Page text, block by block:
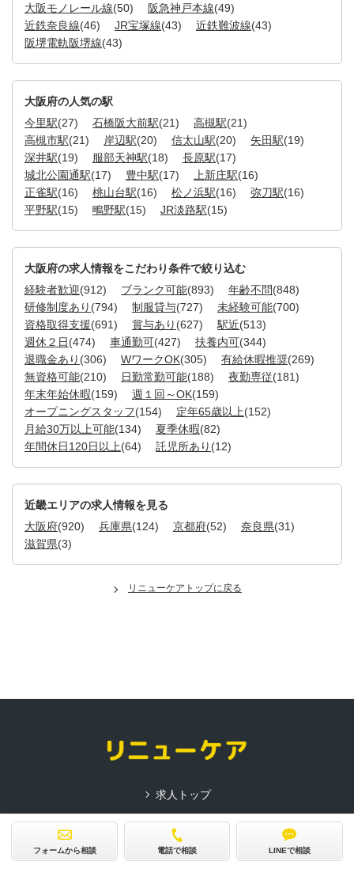
大阪モノレール線(50) 阪急神戸本線(49)
近鉄奈良線(46) JR宝塚線(43) 近鉄難波線(43)
阪堺電軌阪堺線(43)
大阪府の人気の駅
今里駅(27) 石橋阪大前駅(21) 高槻駅(21)
高槻市駅(21) 岸辺駅(20) 信太山駅(20) 矢田駅(19)
深井駅(19) 服部天神駅(18) 長原駅(17)
城北公園通駅(17) 豊中駅(17) 上新庄駅(16)
正雀駅(16) 桃山台駅(16) 松ノ浜駅(16) 弥刀駅(16)
平野駅(15) 鴫野駅(15) JR淡路駅(15)
大阪府の求人情報をこだわり条件で絞り込む
経験者歓迎(912) ブランク可能(893) 年齢不問(848)
研修制度あり (794) 制服貸与(727) 未経験可能(700)
資格取得支援(691) 賞与あり (627) 駅近(513)
週休２日(474) 車通勤可(427) 扶養内可(344)
退職金あり (306) WワークOK(305) 有給休暇推奨(269)
無資格可能(210) 日勤常勤可能(188) 夜勤専従(181)
年末年始休暇(159) 週１回～OK(159)
オープニングスタッフ(154) 定年65歳以上(152)
月給30万以上可能(134) 夏季休暇(82)
年間休日120日以上(64) 託児所あり (12)
近畿エリアの求人情報を見る
大阪府(920) 兵庫県(124) 京都府(52) 奈良県(31)
滋賀県(3)
リニューケアトップに戻る
フォームから相談 電話で相談 LINEで相談
求人トップ
会社概要
サービス紹介